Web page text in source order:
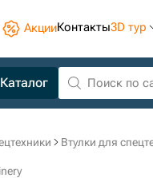
АкцииКонтакты3D тур
Каталог
Втулки для